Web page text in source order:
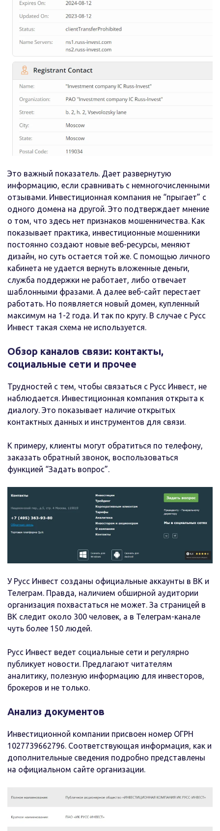
Это важный показатель. Дает развернутую
информацию, если сравнивать с немногочисленными
отзывами. Инвестиционная компания не “прыгает” с
одного домена на другой. Это подтверждает мнение
о том, что здесь нет признаков мошенничества. Как
показывает практика, инвестиционные мошенники
постоянно создают новые веб-ресурсы, меняют
дизайн, но суть остается той же. С помощью личного
кабинета не удается вернуть вложенные деньги,
служба поддержки не работает, либо отвечает
шаблонными фразами. А далее веб-сайт перестает
работать. Но появляется новый домен, купленный
максимум на 1-2 года. И так по кругу. В случае с Русс
Инвест такая схема не используется.
Обзор каналов связи: контакты,
социальные сети и прочее
Трудностей с тем, чтобы связаться с Русс Инвест, не
наблюдается. Инвестиционная компания открыта к
диалогу. Это показывает наличие открытых
контактных данных и инструментов для связи.
К примеру, клиенты могут обратиться по телефону,
заказать обратный звонок, воспользоваться
функцией “Задать вопрос”.
У Русс Инвест созданы официальные аккаунты в ВК и
Телеграм. Правда, наличием обширной аудитории
организация похвастаться не может. За страницей в
ВК следит около 300 человек, а в Телеграм-канале
чуть более 150 людей.
Русс Инвест ведет социальные сети и регулярно
публикует новости. Предлагают читателям
аналитику, полезную информацию для инвесторов,
брокеров и не только.
Анализ документов
Инвестиционной компании присвоен номер ОГРН
1027739662796. Соответствующая информация, как и
дополнительные сведения подробно представлены
на официальном сайте организации.